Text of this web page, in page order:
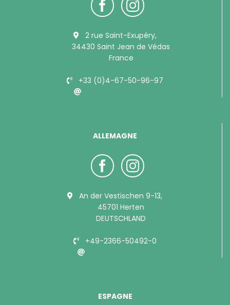
2 rue Saint-Exupéry,
34430 Saint Jean de Védas
France
+33 (0)4-67-50-96-97
ALLEMAGNE
An der Vestischen 9-13,
45701 Herten
DEUTSCHLAND
+49-2366-50492-0
ESPAGNE